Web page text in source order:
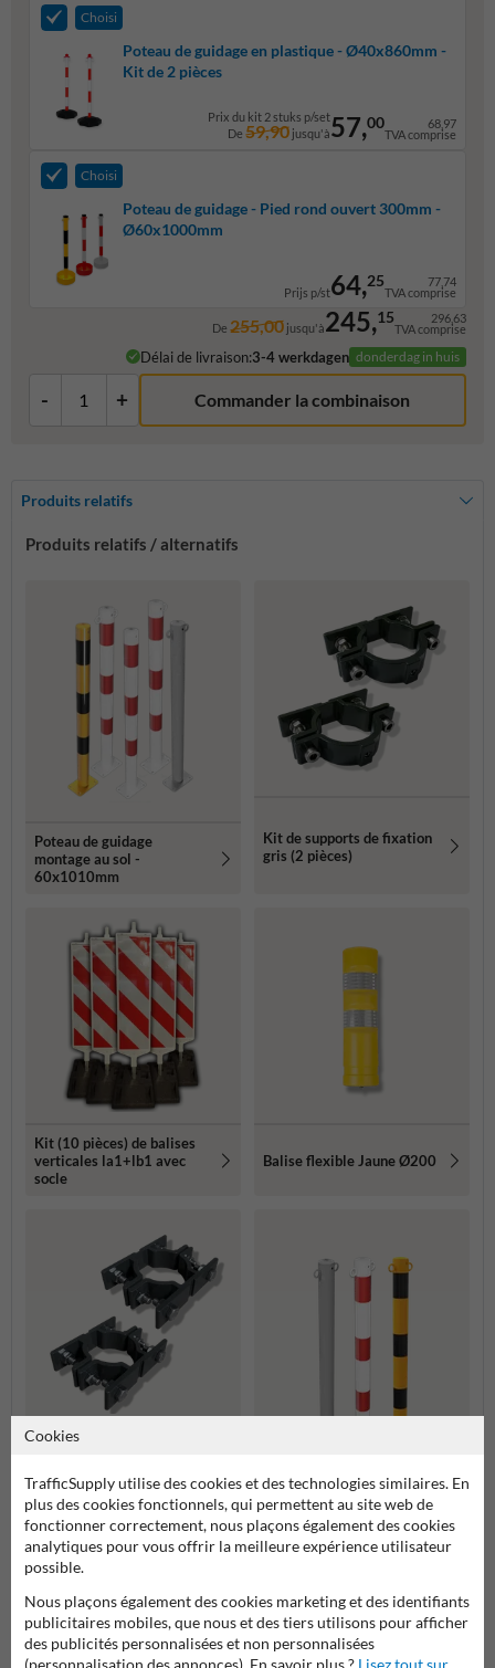
Choisi
Poteau de guidage en plastique - Ø40x860mm -
Kit de 2 pièces
Prix du kit 2 stuks p/set
De 59,90 jusqu'à57,00 68,97
TVA comprise
Choisi
Poteau de guidage - Pied rond ouvert 300mm -
Ø60x1000mm
Prijs p/st64,25 77,74
TVA comprise
De 255,00 jusqu'à245,15 296,63
TVA comprise
Délai de livraison:3-4 werkdagen donderdag in huis
- + Commander la combinaison
Produits relatifs
Produits relatifs / alternatifs
Poteau de guidage
montage au sol -
60x1010mm
Kit de supports de fixation
gris (2 pièces)
Kit (10 pièces) de balises
verticales la1+lb1 avec
socle
Balise flexible Jaune Ø200
Kit de supports de fixation
dos à dos gris (2 pièces)
60x1400mm anneaux
réflexes
Plus de produits relatifs
Cookies
TrafficSupply utilise des cookies et des technologies similaires. En
plus des cookies fonctionnels, qui permettent au site web de
fonctionner correctement, nous plaçons également des cookies
analytiques pour vous offrir la meilleure expérience utilisateur
possible.
Nous plaçons également des cookies marketing et des identifiants
publicitaires mobiles, que nous et des tiers utilisons pour afficher
des publicités personnalisées et non personnalisées
(personnalisation des annonces). En savoir plus ? Lisez tout sur